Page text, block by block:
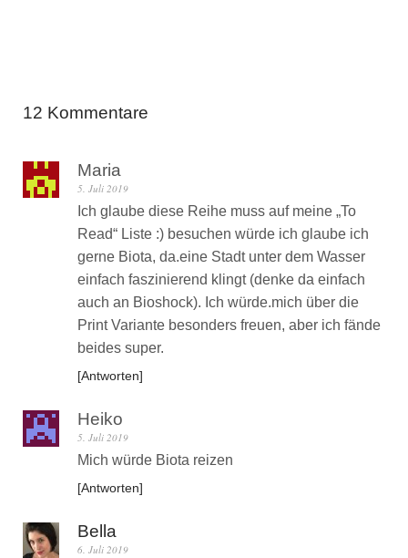
12 Kommentare
Maria
5. Juli 2019
Ich glaube diese Reihe muss auf meine „To
Read“ Liste :) besuchen würde ich glaube ich
gerne Biota, da.eine Stadt unter dem Wasser
einfach faszinierend klingt (denke da einfach
auch an Bioshock). Ich würde.mich über die
Print Variante besonders freuen, aber ich fände
beides super.
Antworten
Heiko
5. Juli 2019
Mich würde Biota reizen
Antworten
Bella
6. Juli 2019